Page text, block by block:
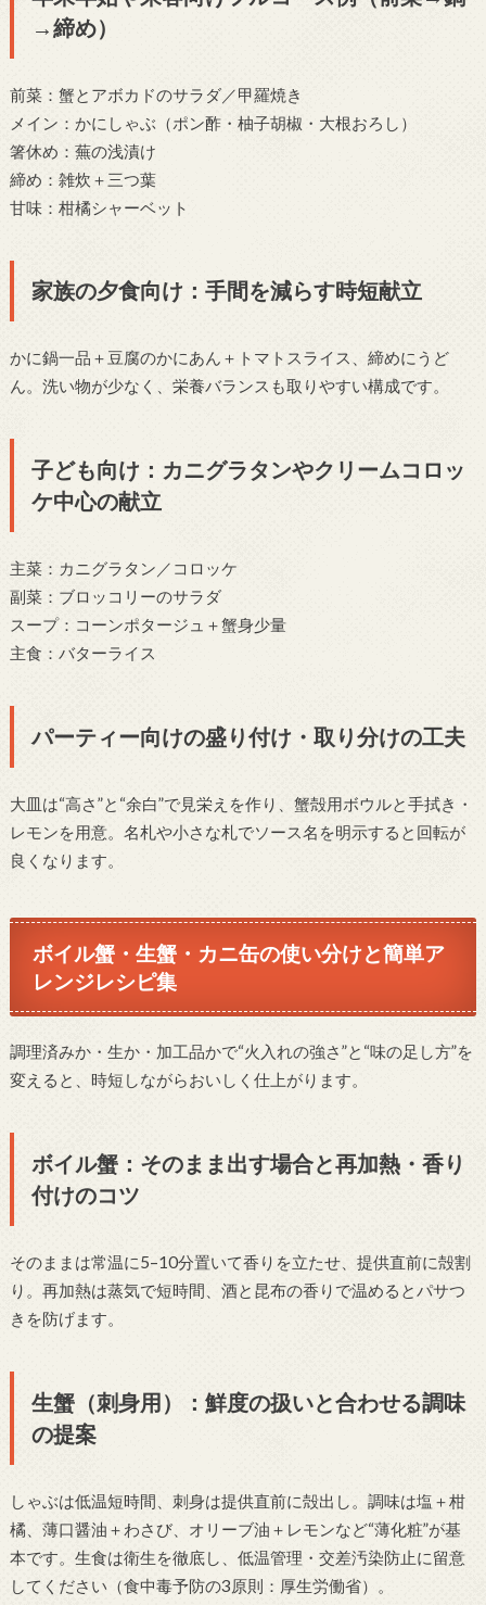
→締め）
前菜：蟹とアボカドのサラダ／甲羅焼き
メイン：かにしゃぶ（ポン酢・柚子胡椒・大根おろし）
箸休め：蕪の浅漬け
締め：雑炊＋三つ葉
甘味：柑橘シャーベット
家族の夕食向け：手間を減らす時短献立
かに鍋一品＋豆腐のかにあん＋トマトスライス、締めにうど
ん。洗い物が少なく、栄養バランスも取りやすい構成です。
子ども向け：カニグラタンやクリームコロッ
ケ中心の献立
主菜：カニグラタン／コロッケ
副菜：ブロッコリーのサラダ
スープ：コーンポタージュ＋蟹身少量
主食：バターライス
パーティー向けの盛り付け・取り分けの工夫
大皿は“高さ”と“余白”で見栄えを作り、蟹殻用ボウルと手拭き・
レモンを用意。名札や小さな札でソース名を明示すると回転が
良くなります。
ボイル蟹・生蟹・カニ缶の使い分けと簡単ア
レンジレシピ集
調理済みか・生か・加工品かで“火入れの強さ”と“味の足し方”を
変えると、時短しながらおいしく仕上がります。
ボイル蟹：そのまま出す場合と再加熱・香り
付けのコツ
そのままは常温に5–10分置いて香りを立たせ、提供直前に殻割
り。再加熱は蒸気で短時間、酒と昆布の香りで温めるとパサつ
きを防げます。
生蟹（刺身用）：鮮度の扱いと合わせる調味
の提案
しゃぶは低温短時間、刺身は提供直前に殻出し。調味は塩＋柑
橘、薄口醤油＋わさび、オリーブ油＋レモンなど“薄化粧”が基
本です。生食は衛生を徹底し、低温管理・交差汚染防止に留意
してください（食中毒予防の3原則：厚生労働省）。